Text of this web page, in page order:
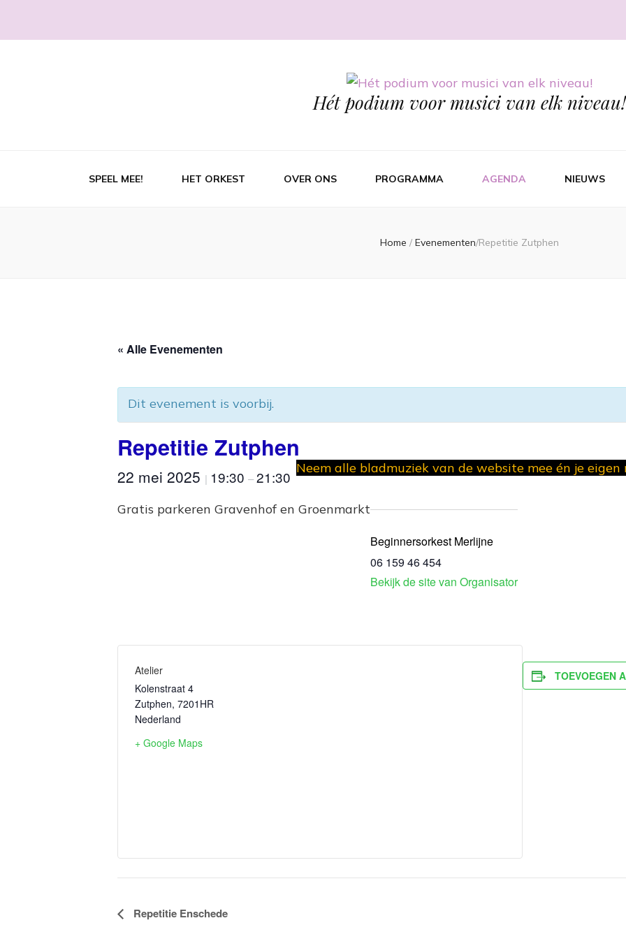
Hét podium voor musici van elk niveau!
SPEEL MEE! HET ORKEST OVER ONS PROGRAMMA AGENDA NIEUWS
Home / Evenementen/Repetitie Zutphen
« Alle Evenementen
Dit evenement is voorbij.
Repetitie Zutphen
22 mei 2025 | 19:30 –21:30 Neem alle bladmuziek van de website mee én je
Gratis parkeren Gravenhof en Groenmarkt
Beginnersorkest Merlijne
06 159 46 454
Bekijk de site van Organisator
Atelier
Kolenstraat 4
Zutphen, 7201HR
Nederland
+ Google Maps
TOEVOEGEN
Evenement
Repetitie Enschede